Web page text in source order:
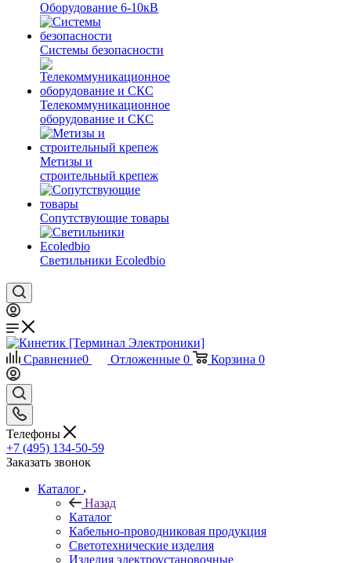
Оборудование 6-10кВ
Системы безопасности
Телекоммуникационное
оборудование и СКС
Метизы и
строительный крепеж
Сопутствующие товары
Светильники Ecoledbio
Сравнение0 Отложенные 0 Корзина 0
Телефоны
+7 (495) 134-50-59
Заказать звонок
Каталог
Назад
Каталог
Кабельно-проводниковая продукция
Светотехнические изделия
Изделия электроустановочные